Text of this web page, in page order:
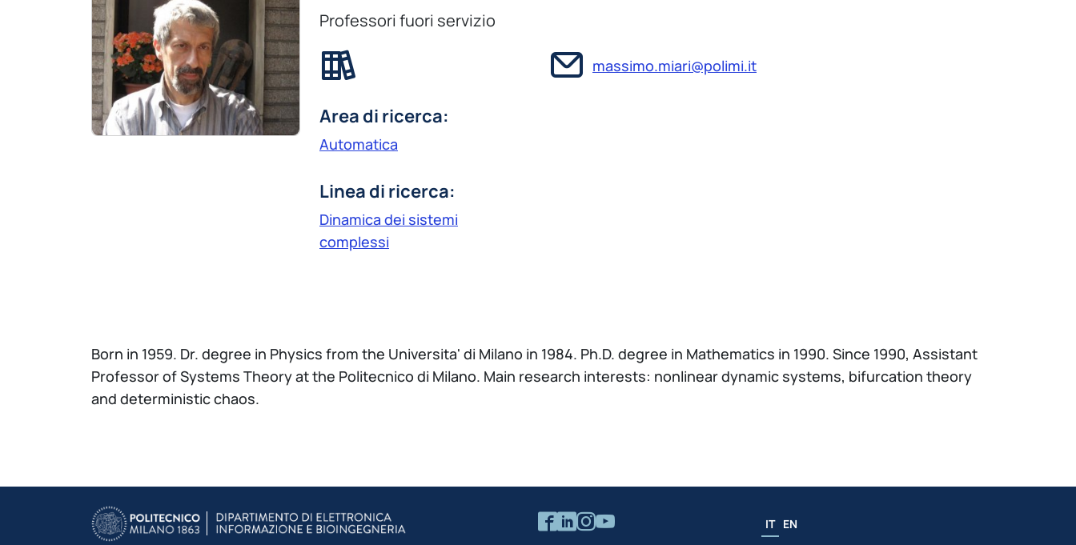
Professori fuori servizio
Area di ricerca:
Automatica
Linea di ricerca:
Dinamica dei sistemi
complessi
massimo.miari@polimi.it
Born in 1959. Dr. degree in Physics from the Universita' di Milano in 1984. Ph.D. degree in Mathematics in 1990. Since 1990, Assistant
Professor of Systems Theory at the Politecnico di Milano. Main research interests: nonlinear dynamic systems, bifurcation theory
and deterministic chaos.
IT EN